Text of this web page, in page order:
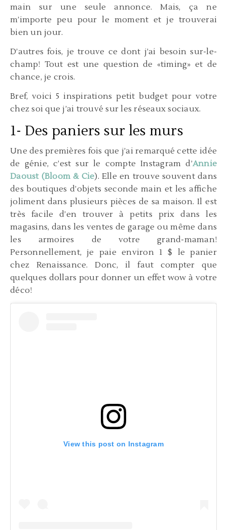
main sur une seule annonce. Mais, ça ne
m’importe peu pour le moment et je trouverai
bien un jour.
D’autres fois, je trouve ce dont j’ai besoin sur-le-
champ! Tout est une question de «timing» et de
chance, je crois.
Bref, voici 5 inspirations petit budget pour votre
chez soi que j’ai trouvé sur les réseaux sociaux.
1- Des paniers sur les murs
Une des premières fois que j’ai remarqué cette idée
de génie, c’est sur le compte Instagram d’Annie
Daoust (Bloom & Cie). Elle en trouve souvent dans
des boutiques d’objets seconde main et les affiche
joliment dans plusieurs pièces de sa maison. Il est
très facile d’en trouver à petits prix dans les
magasins, dans les ventes de garage ou même dans
les armoires de votre grand-maman!
Personnellement, je paie environ 1 $ le panier
chez Renaissance. Donc, il faut compter que
quelques dollars pour donner un effet wow à votre
déco!
View this post on Instagram